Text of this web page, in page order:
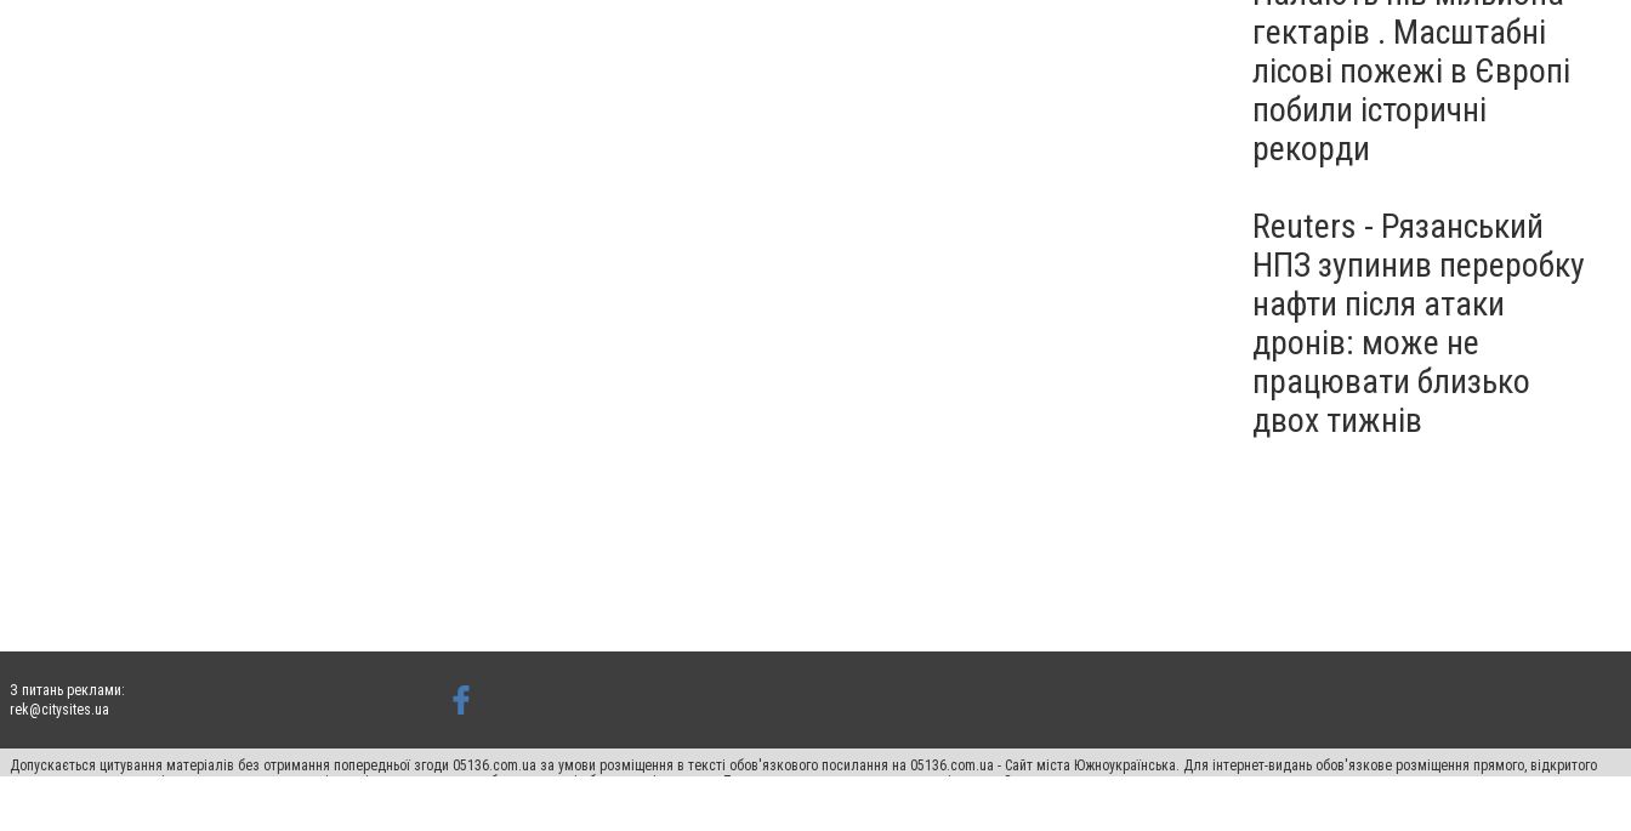
гектарів . Масштабні
лісові пожежі в Європі
побили історичні
рекорди
Reuters - Рязанський
НПЗ зупинив переробку
нафти після атаки
дронів: може не
працювати близько
двох тижнів
З питань реклами:
rek@citysites.ua
Допускається цитування матеріалів без отримання попередньої згоди 05136.com.ua за умови розміщення в тексті обов'язкового посилання на 05136.com.ua - Сайт міста Южноукраїнська. Для інтернет-видань обов'язкове розміщення прямого, відкритого
для пошукових систем гіперпосилання на цитовані статті не нижче другого абзацу в тексті або в якості джерела. Порушення виняткових прав переслідується Законом.